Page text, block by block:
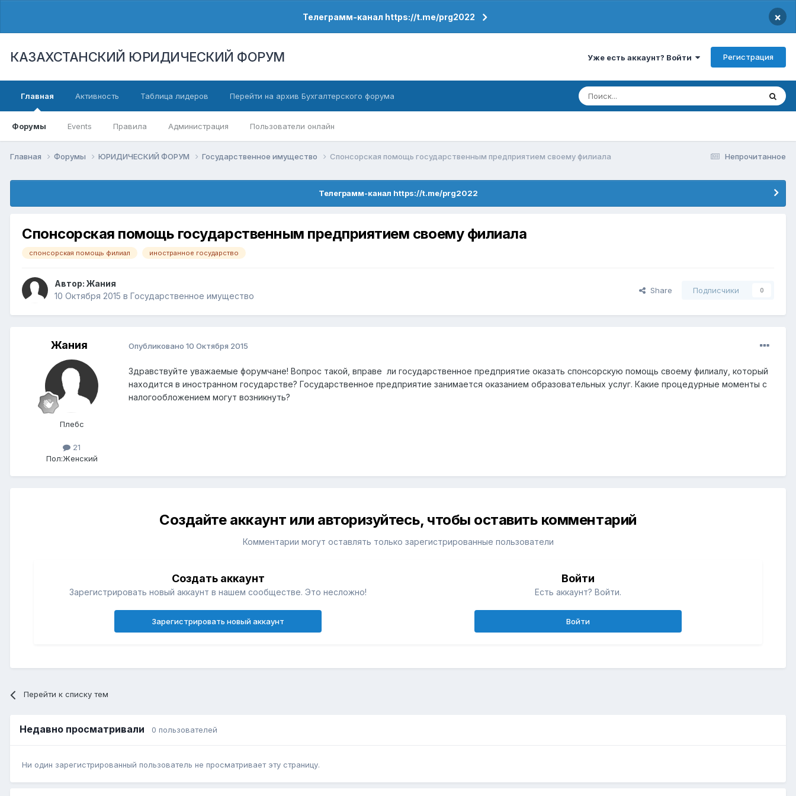
Телеграмм-канал https://t.me/prg2022 ×
КАЗАХСТАНСКИЙ ЮРИДИЧЕСКИЙ ФОРУМ Уже есть аккаунт? Войти Регистрация
Главная
Форумы Events Правила Администрация Пользователи онлайн
Активность Таблица лидеров Перейти на архив Бухгалтерского форума
Непрочитанное
Главная Форумы ЮРИДИЧЕСКИЙ ФОРУМ Государственное имущество Спонсорская помощь государственным предприятием своему филиала
Телеграмм-канал https://t.me/prg2022
Спонсорская помощь государственным предприятием своему филиала
спонсорская помощь филиал иностранное государство
Автор: Жания
10 Октября 2015 в Государственное имущество
Share Подписчики 0
Жания
Плебс
21
Пол:Женский
Опубликовано 10 Октября 2015
Здравствуйте уважаемые форумчане! Вопрос такой, вправе ли государственное предприятие оказать спонсорскую помощь своему филиалу, который
находится в иностранном государстве? Государственное предприятие занимается оказанием образовательных услуг. Какие процедурные моменты с
налогообложением могут возникнуть?
Создайте аккаунт или авторизуйтесь, чтобы оставить комментарий
Комментарии могут оставлять только зарегистрированные пользователи
Создать аккаунт
Зарегистрировать новый аккаунт в нашем сообществе. Это несложно!
Зарегистрировать новый аккаунт
Войти
Есть аккаунт? Войти.
Войти
Перейти к списку тем
Недавно просматривали 0 пользователей
Ни один зарегистрированный пользователь не просматривает эту страницу.